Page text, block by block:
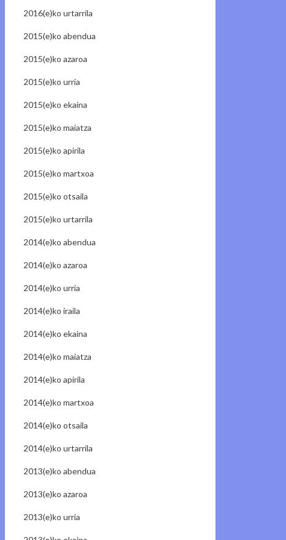
2016(e)ko urtarrila
2015(e)ko abendua
2015(e)ko azaroa
2015(e)ko urria
2015(e)ko ekaina
2015(e)ko maiatza
2015(e)ko apirila
2015(e)ko martxoa
2015(e)ko otsaila
2015(e)ko urtarrila
2014(e)ko abendua
2014(e)ko azaroa
2014(e)ko urria
2014(e)ko iraila
2014(e)ko ekaina
2014(e)ko maiatza
2014(e)ko apirila
2014(e)ko martxoa
2014(e)ko otsaila
2014(e)ko urtarrila
2013(e)ko abendua
2013(e)ko azaroa
2013(e)ko urria